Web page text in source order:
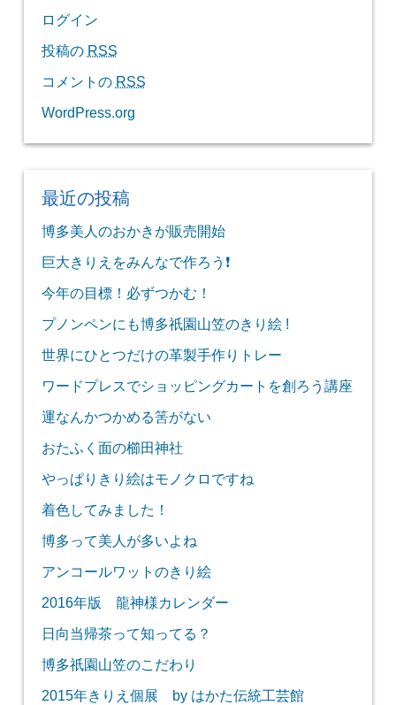
ログイン
投稿の RSS
コメントの RSS
WordPress.org
最近の投稿
博多美人のおかきが販売開始
巨大きりえをみんなで作ろう❗
今年の目標！必ずつかむ！
プノンペンにも博多祇園山笠のきり絵 !
世界にひとつだけの革製手作りトレー
ワードプレスでショッピングカートを創ろう講座
運なんかつかめる筈がない
おたふく面の櫛田神社
やっぱりきり絵はモノクロですね
着色してみました！
博多って美人が多いよね
アンコールワットのきり絵
2016年版 龍神様カレンダー
日向当帰茶って知ってる？
博多祇園山笠のこだわり
2015年きりえ個展 by はかた伝統工芸館